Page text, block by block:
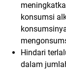
konsumsi
Hindari
dalam